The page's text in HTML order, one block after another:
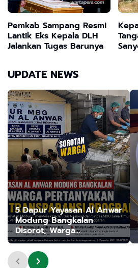
Pemkab Sampang Resmi
Lantik Eks Kepala DLH
Jalankan Tugas Barunya
UPDATE NEWS
5 Dapur Yayasan Al Anwar
Modung Bangkalan
Disorot, Warga
Pertanyakan IPAL dan
Transparansi Program
Makan Bergizi Gratis